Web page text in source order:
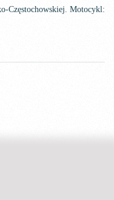
Częstochowskiej. Motocykl: